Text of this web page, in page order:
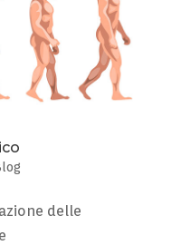
delle